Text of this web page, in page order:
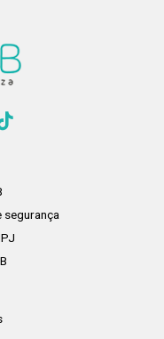
segurança